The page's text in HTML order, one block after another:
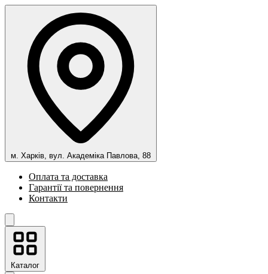
м. Харків, вул. Академіка Павлова, 88
Оплата та доставка
Гарантії та повернення
Контакти
Каталог